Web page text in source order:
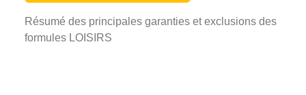
Résumé des principales garanties et exclusions des
formules LOISIRS